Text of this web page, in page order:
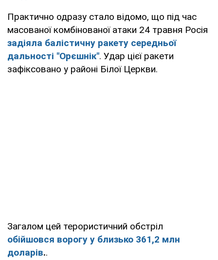
Практично одразу стало відомо, що під час
масованої комбінованої атаки 24 травня Росія
задіяла балістичну ракету середньої
дальності "Орєшнік". Удар цієї ракети
зафіксовано у районі Білої Церкви.
Загалом цей терористичний обстріл
обійшовся ворогу у близько 361,2 млн
доларів..